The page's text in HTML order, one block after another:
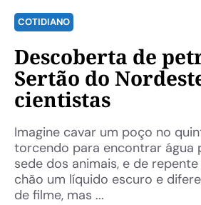
COTIDIANO
Descoberta de
Sertão do
cientistas
Imagine cavar um poço no
torcendo para encontrar água
sede dos animais, e de
chão um líquido escuro e
de filme, mas ...